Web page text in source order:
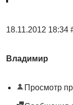
18.11.2012 18:34
Владимир
Просмотр